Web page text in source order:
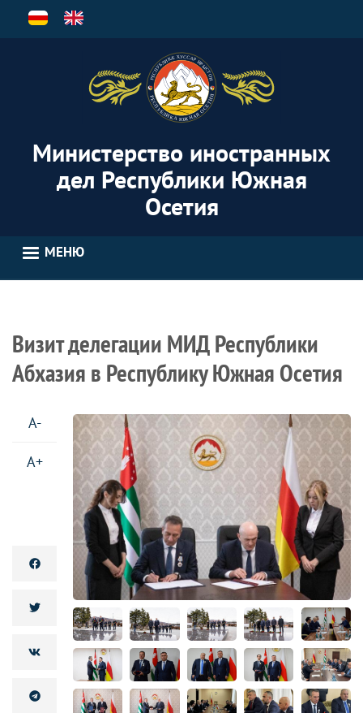
Перейти
Министерство иностранных
дел Республики Южная
Осетия
МЕНЮ
Визит делегации МИД Республики
Абхазия в Республику Южная Осетия
A-
A+